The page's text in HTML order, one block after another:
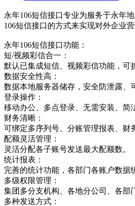
永年106短信接口专业为服务于永年
106短信接口的方式来实现对外企业
永年106短信接口功能：
短/视频彩信合一：
默认已集成短信、视频彩信功能，可
数据安全性高：
数据本地服务器储存，安全防泄露、
登录操作：
移动办公、多点登录、无需安装、简
财务清晰：
可绑定多序列号、分账管理报表、财
配额灵活管理：
灵活分配各子账号发送最大配额数。
统计报表：
完善的统计功能，各部门各账户数据
多级权限管理：
集团多分支机构、各地分公司、各部
多种发送方式：